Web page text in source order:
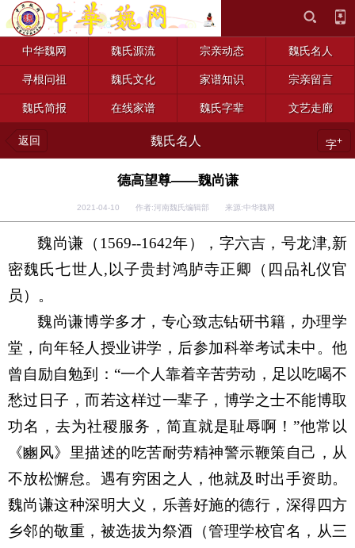
中华魏网 魏氏源流 宗亲动态 魏氏名人
寻根问祖 魏氏文化 家谱知识 宗亲留言
魏氏简报 在线家谱 魏氏字辈 文艺走廊
返回 魏氏名人 字+
德高望尊——魏尚谦
2021-04-10 作者:河南魏氏编辑部 来源:中华魏网
魏尚谦（ 1569--1642年），字六吉，号龙津,新
密魏氏七世人,以子贵封鸿胪寺正卿
（ 四品礼仪官
员）。
魏尚谦博学多才，专心致志钻研书籍，办理学
堂，向年轻人 授业讲学 ，后参加科举考试未中。他
曾自励自勉到： “一个人靠着辛苦劳动，足以吃喝不
愁过日子，而若这样过一辈子，博学之士不能博取
功名，去为社稷服务，简直就是耻辱啊！ ”他常以
《豳风》里描述的吃苦耐劳精神警示鞭策自己，从
不放松懈怠。遇有穷困 之 人，他就及时出手资助。
魏尚谦这种深明大义，乐善好施的德行，深得四方
乡邻的敬重，被选拔为祭酒（管理学校官名，从三